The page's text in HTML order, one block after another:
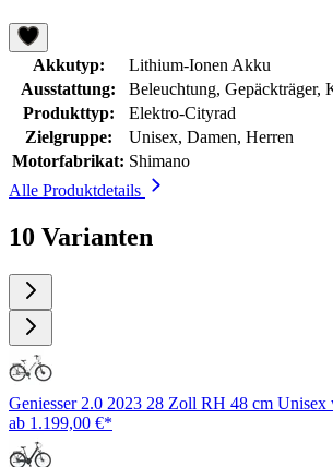
Akkutyp:
Lithium-Ionen Akku
Ausstattung:
Beleuchtung, Gepäckträger,
Produkttyp:
Elektro-Cityrad
Zielgruppe:
Unisex, Damen, Herren
Motorfabrikat: Shimano
Alle Produktdetails
10 Varianten
Geniesser 2.0 2023 28 Zoll RH 48 cm Unisex
ab 1.199,00 €*